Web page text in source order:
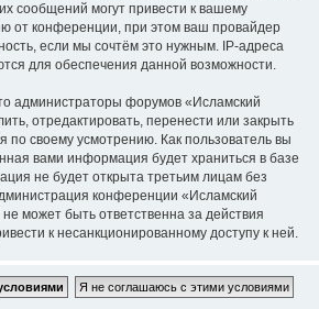
сообщений могут привести к вашему
от конференции, при этом ваш провайдер
если мы сочтём это нужным. IP-адреса
для обеспечения данной возможности.
администраторы форумов «Исламский
отредактировать, перенести или закрыть
своему усмотрению. Как пользователь вы
вами информация будет храниться в базе
не будет открыта третьим лицам без
конференции «Исламский
может быть ответственна за действия
к несанкционированному доступу к ней.